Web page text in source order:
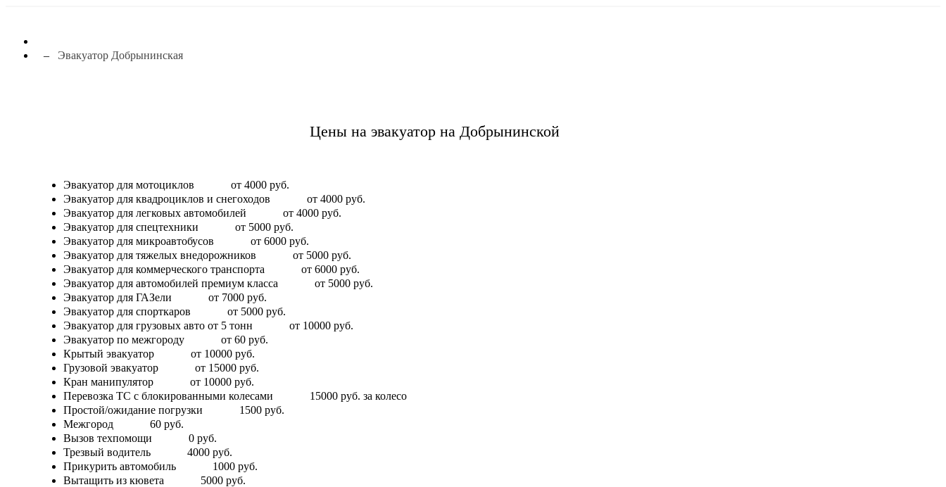
Эвакуатор Добрынинская
Цены на эвакуатор на Добрынинской
Эвакуатор для мотоциклов
от 4000 руб.
Эвакуатор для квадроциклов и снегоходов
от 4000 руб.
Эвакуатор для легковых автомобилей
от 4000 руб.
Эвакуатор для спецтехники
от 5000 руб.
Эвакуатор для микроавтобусов
от 6000 руб.
Эвакуатор для тяжелых внедорожников
от 5000 руб.
Эвакуатор для коммерческого транспорта
от 6000 руб.
Эвакуатор для автомобилей премиум класса
от 5000 руб.
Эвакуатор для ГАЗели
от 7000 руб.
Эвакуатор для спорткаров
от 5000 руб.
Эвакуатор для грузовых авто от 5 тонн
от 10000 руб.
Эвакуатор по межгороду
от 60 руб.
Крытый эвакуатор
от 10000 руб.
Грузовой эвакуатор
от 15000 руб.
Кран манипулятор
от 10000 руб.
Перевозка ТС с блокированными колесами
15000 руб. за колесо
Простой/ожидание погрузки
1500 руб.
Межгород
60 руб.
Вызов техпомощи
0 руб.
Трезвый водитель
4000 руб.
Прикурить автомобиль
1000 руб.
Вытащить из кювета
5000 руб.